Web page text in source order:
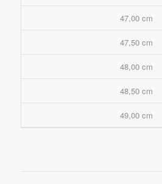
47,00 cm
47,50 cm
48,00 cm
48,50 cm
49,00 cm